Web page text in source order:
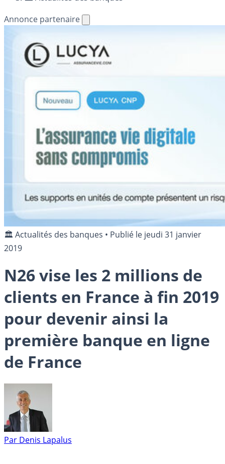
Annonce partenaire
🏛️ Actualités des banques • Publié le jeudi 31 janvier
2019
N26 vise les 2 millions de
clients en France à fin 2019
pour devenir ainsi la
première banque en ligne
de France
Par Denis Lapalus